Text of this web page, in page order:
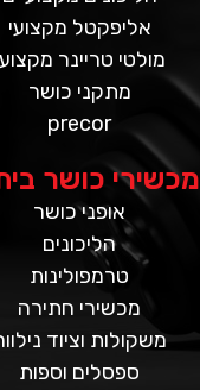
אליפקטל מקצועי
מולטי טריינר
מתקני כושר
precor
מכשירי כושר
אופני כושר
הליכונים
טרמפולינות
מכשירי חתירה
משקולות וציוד
ספסלים וספות